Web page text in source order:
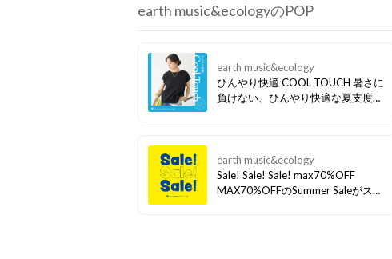
earth music&ecologyのPOP
earth music&ecology
ひんやり快適 COOL TOUCH 暑さに
負けない、ひんやり快適な夏支度。
両立する一枚です。
earth music&ecology
Sale! Sale! Sale! max70%OFF
MAX70%OFFのSummer Saleがスタ